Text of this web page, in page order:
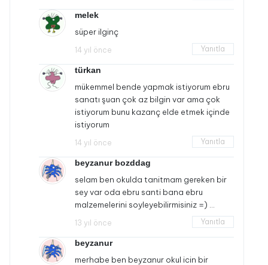
melek
süper ilginç
14 yıl önce Yanıtla
türkan
mükemmel bende yapmak istiyorum ebru
sanatı şuan çok az bilgin var ama çok
istiyorum bunu kazanç elde etmek içinde
istiyorum
14 yıl önce Yanıtla
beyzanur bozddag
selam ben okulda tanitmam gereken bir
sey var oda ebru santi bana ebru
malzemelerini soyleyebilirmisiniz =) …
13 yıl önce Yanıtla
beyzanur
merhabe ben beyzanur okul icin bir